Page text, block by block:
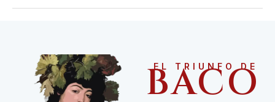
EL TRIUNFO DE
BACO